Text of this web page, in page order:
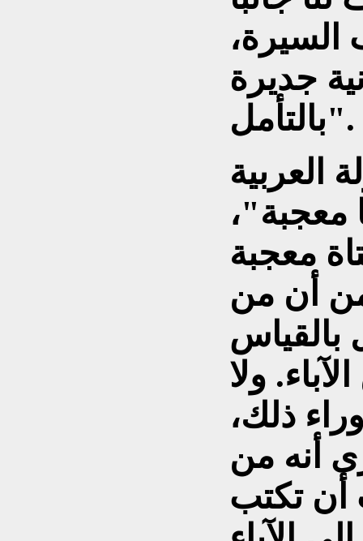
السيرة،
جديرة
بالتأمل".
العربية
معجبة"،
معجبة
أن من
بالقياس
ولا
ذلك،
أنه من
أن تكتب